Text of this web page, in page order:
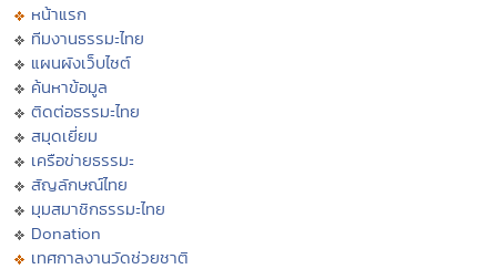
หน้าแรก
ทีมงานธรรมะไทย
แผนผังเว็บไซต์
ค้นหาข้อมูล
ติดต่อธรรมะไทย
สมุดเยี่ยม
เครือข่ายธรรมะ
สัญลักษณ์ไทย
มุมสมาชิกธรรมะไทย
Donation
เทศกาลงานวัดช่วยชาติ